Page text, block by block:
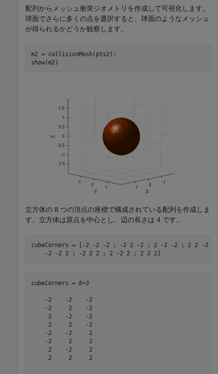
配列からメッシュ衝突ジオメトリを作成して可視化します。
球面でさらに多くの点を選択すると、球面のようなメッシュ
が得られるかどうか観察します。
m2 = collisionMesh(pts2);
show(m2)
立方体の 8 つの頂点の座標で構成されている配列を作成しま
す。立方体は原点を中心とし、辺の長さは 4 です。
cubeCorners = [-2 -2 -2 ; -2 2 -2 ; 2 -2 -2 ; 2 2 -2 ;
    -2 -2 2 ; -2 2 2 ; 2 -2 2 ; 2 2 2]
cubeCorners = 8×3
    -2    -2    -2
    -2     2    -2
     2    -2    -2
     2     2    -2
    -2    -2     2
    -2     2     2
     2    -2     2
     2     2     2